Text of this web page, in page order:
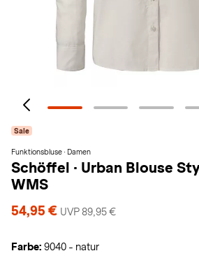
Sale
Funktionsbluse · Damen
Schöffel · Urban Blouse
WMS
54,95 € UVP 89,95 €
Farbe: 9040 - natur